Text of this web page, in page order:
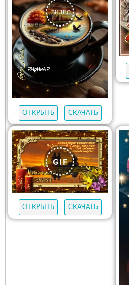
ОТКРЫТЬ СКАЧАТЬ
ОТКРЫТЬ СКАЧАТЬ